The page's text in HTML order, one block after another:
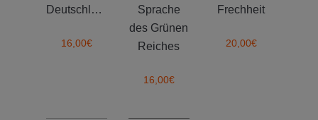
Deutschlantis
16,00€
Sprache
des Grünen
Reiches
16,00€
Frechheit
20,00€